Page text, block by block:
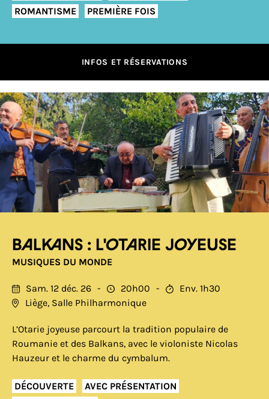
ROMANTISME
PREMIÈRE FOIS
INFOS ET RÉSERVATIONS
Balkans : L'Otarie joyeuse
MUSIQUES DU MONDE
Sam. 12 déc. 26 20h00
Env. 1h30
Liège, Salle Philharmonique
L’Otarie joyeuse parcourt la tradition populaire de
Roumanie et des Balkans, avec le violoniste Nicolas
Hauzeur et le charme du cymbalum.
DÉCOUVERTE
AVEC PRÉSENTATION